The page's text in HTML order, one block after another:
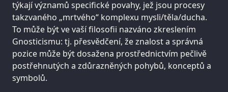
týkají významů specifické povahy, jež jsou procesy
takzvaného „mrtvého“ komplexu mysli/těla/ducha.
To může být ve vaší filosofii nazváno zkreslením
Gnosticismu: tj. přesvědčení, že znalost a správná
pozice může být dosažena prostřednictvím pečlivě
postřehnutých a zdůrazněných pohybů, konceptů a
symbolů.